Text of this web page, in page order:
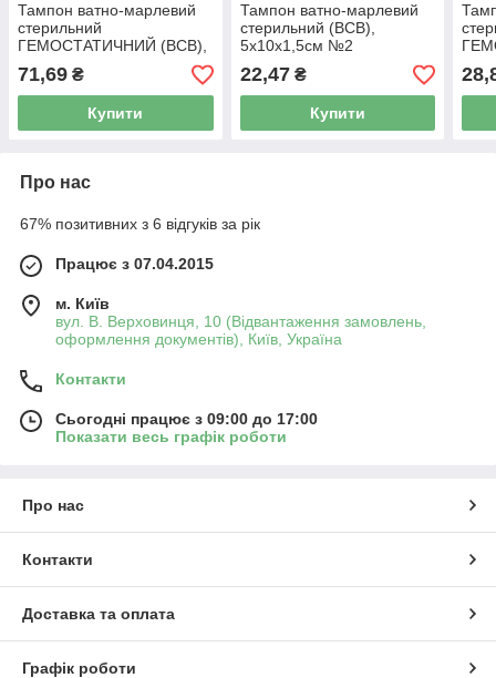
Тампон ватно-марлевий
стерильний
ГЕМОСТАТИЧНИЙ (ВСВ),
10х10х1,5см №2
71,69 ₴
Купити
Тампон ватно-марлевий
стерильний (ВСВ),
5х10х1,5см №2
22,47₴
Купити
Про нас
67% позитивних з 6 відгуків за рік
Працює з 07.04.2015
м. Київ
вул. В. Верховинця, 10 (Відвантаження замовлень,
оформлення документів), Київ, Україна
Контакти
Сьогодні працює з 09:00 до 17:00
Показати весь графік роботи
Про нас
Контакти
Доставка та оплата
Графік роботи